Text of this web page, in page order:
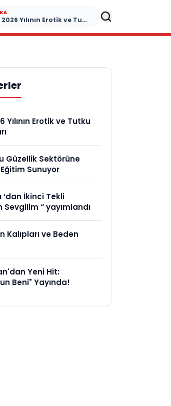
Netflix'te 2026 Yılının Erotik ve Tutku Dolu Yapımları
Yılının Erotik ve Tutku
Güzellik Sektörüne
Sunuyor
‘dan İkinci Tekli
Sevgilim “ yayımlandı
Kalıpları ve Beden
Yeni Hit:
Beni" Yayında!